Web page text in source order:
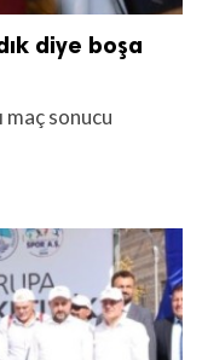
diye boşa
maç sonucu